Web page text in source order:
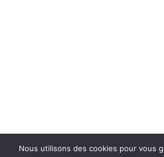
Nous utilisons des cookies pour vous